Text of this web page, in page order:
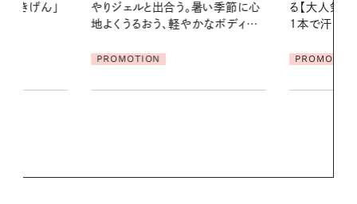
い季節に心
る【大人気のドライシャンプー】 この
1本で汗ばむ季節も一日中心地よく
PROMOTION
2026.07.21
リーとの重